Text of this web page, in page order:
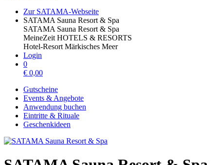
Zur SATAMA-Webseite
SATAMA Sauna Resort & Spa
SATAMA Sauna Resort & Spa
MeineZeit HOTELS & RESORTS
Hotel-Resort Märkisches Meer
Login
0
€ 0,00
Gutscheine
Events & Angebote
Anwendung buchen
Eintritte & Rituale
Geschenkideen